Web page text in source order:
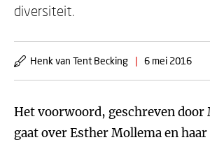
diversiteit.
Henk van Tent Becking | 6 mei 2016
Het voorwoord, geschreven door
gaat over Esther Mollema en